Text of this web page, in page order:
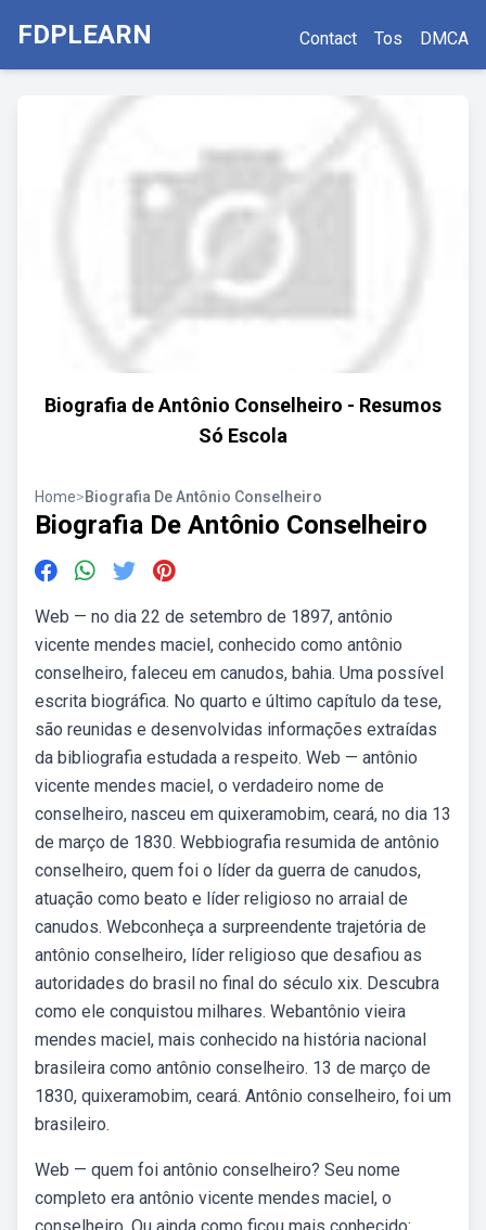
FDPLEARN Contact Tos DMCA
Biografia de Antônio Conselheiro - Resumos
Só Escola
Home>Biografia De Antônio Conselheiro
Biografia De Antônio Conselheiro
Web — no dia 22 de setembro de 1897, antônio
vicente mendes maciel, conhecido como antônio
conselheiro, faleceu em canudos, bahia. Uma possível
escrita biográfica. No quarto e último capítulo da tese,
são reunidas e desenvolvidas informações extraídas
da bibliografia estudada a respeito. Web — antônio
vicente mendes maciel, o verdadeiro nome de
conselheiro, nasceu em quixeramobim, ceará, no dia 13
de março de 1830. Webbiografia resumida de antônio
conselheiro, quem foi o líder da guerra de canudos,
atuação como beato e líder religioso no arraial de
canudos. Webconheça a surpreendente trajetória de
antônio conselheiro, líder religioso que desafiou as
autoridades do brasil no final do século xix. Descubra
como ele conquistou milhares. Webantônio vieira
mendes maciel, mais conhecido na história nacional
brasileira como antônio conselheiro. 13 de março de
1830, quixeramobim, ceará. Antônio conselheiro, foi um
brasileiro.
Web — quem foi antônio conselheiro? Seu nome
completo era antônio vicente mendes maciel, o